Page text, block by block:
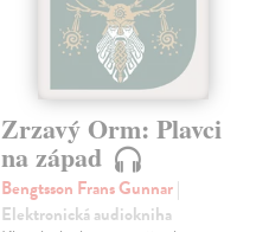
Zrzavý Orm: Plavci
na západ
Bengtsson Frans Gunnar|
Elektronická audiokniha